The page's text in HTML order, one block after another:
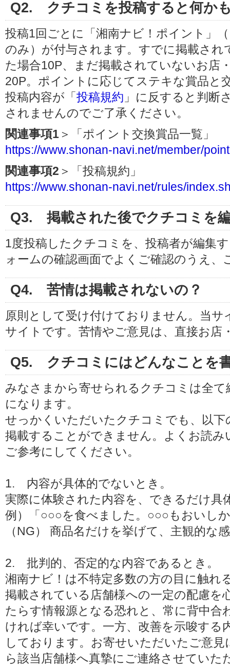
Q2. クチコミを投稿すると何か
投稿1回ごとに「湘南ナビ！ポイント」
のみ）が付与されます。すでに掲載さ
た場合10P、まだ掲載されていないお店
20P。ポイントに応じてステキな賞品と
投稿内容が「投稿規約 」に反すると判断
されませんのでご了承ください。
関連事項1 ＞「ポイント交換賞品一覧」
https://www.shonan-navi.net/member/
関連事項2 ＞「投稿規約」
https://www.shonan-navi.net/rules/
Q3. 掲載された後でクチコミを
1度投稿したクチコミを、投稿者が編集
ォームの確認画面でよくご確認のうえ、
Q4. 苦情は掲載されないの？
原則として受け付けておりません。当サ
サイトです。苦情やご意見は、直接お店
Q5. クチコミにはどんなことを
みなさまから寄せられるクチコミは全
になります。
せっかくいただいたクチコミでも、以
掲載することができません。よくお読
ご参考にしてください。
1. 内容が具体的でないとき。
実際に体験された内容を、できるだけ具
例）「○○○を食べました。○○○もおいし
（NG） 商品名だけを挙げて、主観的な
2. 批判的、否定的な内容であるとき。
湘南ナビ！は不特定多数の方の目に触れ
掲載されている店舗様への一定の配慮を
たらす情報源となる恐れと、常に背中
ければ幸いです。一方、改善を示唆する
しております。お寄せいただいたご意
ら該当店舗様へ真摯にご連絡させていた